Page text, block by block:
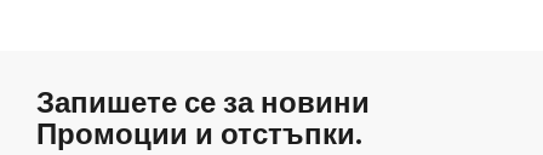
Запишете се за новини
Промоции и отстъпки.